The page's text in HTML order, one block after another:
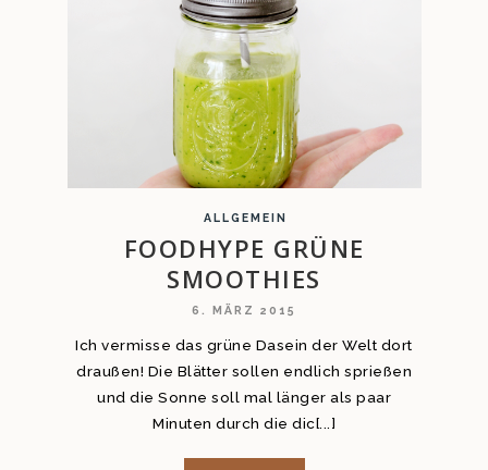
ALLGEMEIN
FOODHYPE GRÜNE
SMOOTHIES
6. MÄRZ 2015
Ich vermisse das grüne Dasein der Welt dort
draußen! Die Blätter sollen endlich sprießen
und die Sonne soll mal länger als paar
Minuten durch die dic[...]